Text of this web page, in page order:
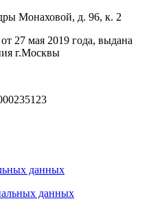
Монаховой, д. 96, к. 2
27 мая 2019 года, выдана
г.Москвы
данных
данных